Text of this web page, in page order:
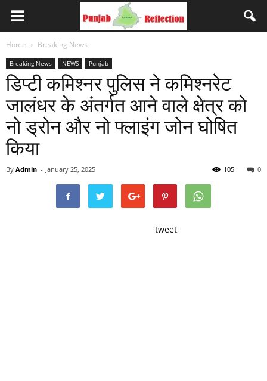
Home Breaking News
Breaking News NEWS Punjab
डिप्टी कमिश्नर पुलिस ने कमिश्नरेट
जालंधर के अंतर्गत आने वाले क्षेत्र को
नो ड्रोन और नो फ्लाइंग जोन घोषित
किया
By Admin - January 25, 2025 0
105
tweet